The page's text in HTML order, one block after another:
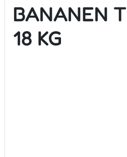
BANANEN
18 KG